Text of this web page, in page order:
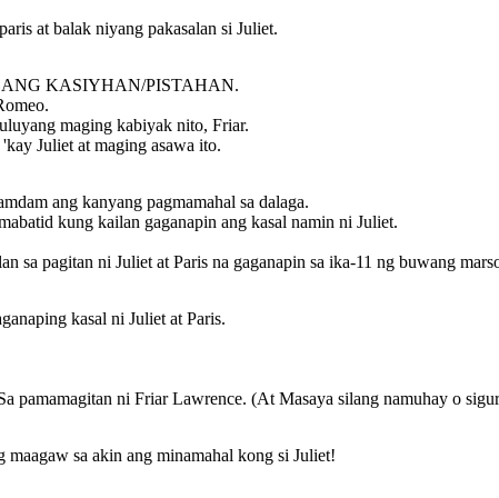
at balak niyang pakasalan si Juliet.
KASIYHAN/PISTAHAN.
maging kabiyak nito, Friar.
Juliet at maging asawa ito.
ang kanyang pagmamahal sa dalaga.
kung kailan gaganapin ang kasal namin ni Juliet.
sa pagitan ni Juliet at Paris na gaganapin sa ika-11 ng buwang
kasal ni Juliet at Paris.
pamamagitan ni Friar Lawrence. (At Masaya silang namuhay o
maagaw sa akin ang minamahal kong si Juliet!